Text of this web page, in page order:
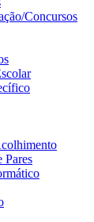
Concursos
Pares